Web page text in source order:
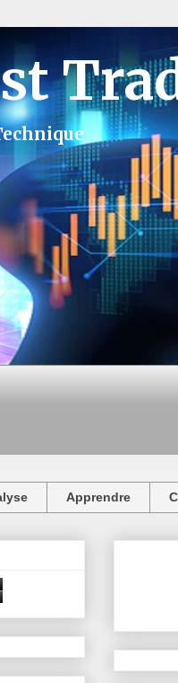
Apprendre